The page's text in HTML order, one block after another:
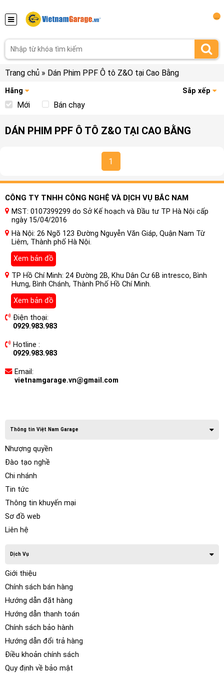
Trang chủ » Dán Phim PPF Ô tô Z&O tại Cao Bằng
Hãng Sắp xếp
Mới Bán chạy
DÁN PHIM PPF Ô TÔ Z&O TẠI CAO BẰNG
1
CÔNG TY TNHH CÔNG NGHỆ VÀ DỊCH VỤ BẮC NAM
MST: 0107399299 do Sở Kế hoạch và Đầu tư TP Hà Nội cấp
ngày 15/04/2016
Hà Nội: 26 Ngõ 123 Đường Nguyễn Văn Giáp, Quận Nam Từ
Liêm, Thành phố Hà Nội.
Xem bản đồ
TP Hồ Chí Minh: 24 Đường 2B, Khu Dân Cư 6B intresco, Bình
Hưng, Bình Chánh, Thành Phố Hồ Chí Minh.
Xem bản đồ
Điện thoại:
0929.983.983
Hotline :
0929.983.983
Email:
vietnamgarage.vn@gmail.com
Thông tin Việt Nam Garage
Nhượng quyền
Đào tạo nghề
Chi nhánh
Tin tức
Thông tin khuyến mại
Sơ đồ web
Liên hệ
Dịch Vụ
Giới thiệu
Chính sách bán hàng
Hướng dẫn đặt hàng
Hướng dẫn thanh toán
Chính sách bảo hành
Hướng dẫn đổi trả hàng
Điều khoản chính sách
Quy định về bảo mật